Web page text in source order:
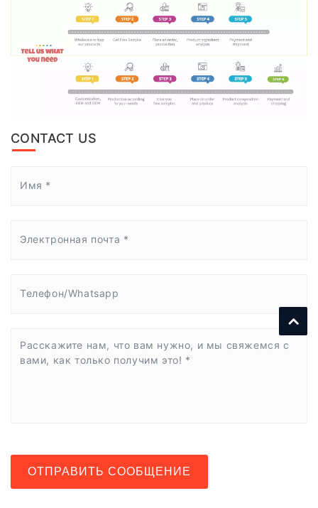
CONTACT US
ОТПРАВИТЬ СООБЩЕНИЕ